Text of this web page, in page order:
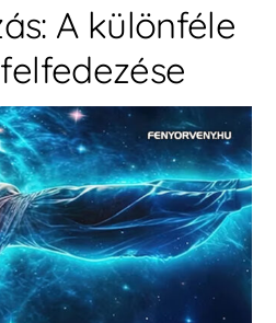
A különféle